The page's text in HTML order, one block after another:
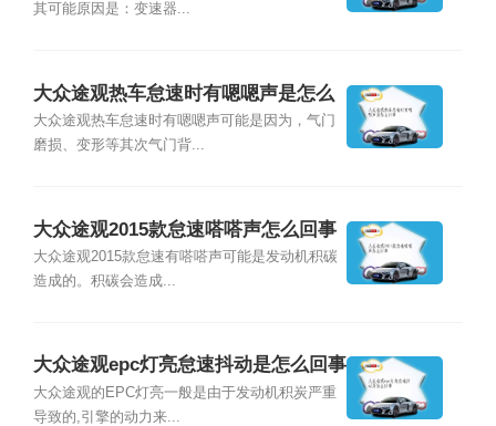
其可能原因是：变速器...
大众途观热车怠速时有嗯嗯声是怎么
回事
大众途观热车怠速时有嗯嗯声可能是因为，气门
磨损、变形等其次气门背...
大众途观2015款怠速嗒嗒声怎么回事
大众途观2015款怠速有嗒嗒声可能是发动机积碳
造成的。积碳会造成...
大众途观epc灯亮怠速抖动是怎么回事
大众途观的EPC灯亮一般是由于发动机积炭严重
导致的,引擎的动力来...